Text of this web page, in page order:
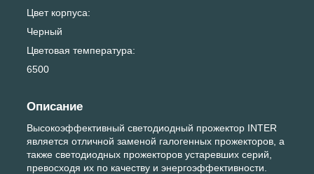
Цвет корпуса:
Черный
Цветовая температура:
6500
Описание
Высокоэффективный светодиодный прожектор INTER
является отличной заменой галогенных прожекторов, а
также светодиодных прожекторов устаревших серий,
превосходя их по качеству и энергоэффективности.